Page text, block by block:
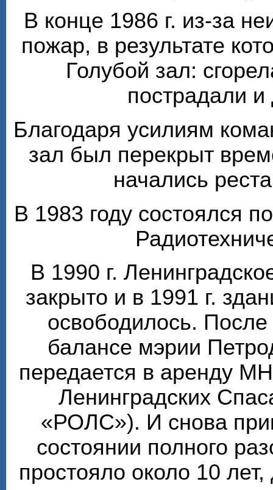
В конце 1986 г. из-за
пожар, в результате
Голубой зал:
пострадали
Благодаря усилиям
зал был перекрыт
начались
В 1983 году состоялся
В 1990 г.
закрыто и в 1991 г.
освободилось. После
балансе мэрии
передается в аренду
Ленинградских
«РОЛС»). И снова
состоянии полного
простояло около 10